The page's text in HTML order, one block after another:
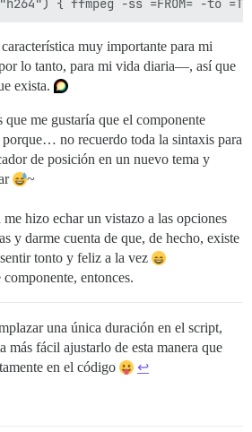
muy importante para mi
lo tanto, para mi vida diaria—, así que
exista.
me gustaría que el componente
no recuerdo toda la sintaxis para
de posición en un nuevo tema y
~
hizo echar un vistazo a las opciones
y darme cuenta de que, de hecho, existe
tonto y feliz a la vez
entonces.
una única duración en el script,
más fácil ajustarlo de esta manera que
en el código
↩︎